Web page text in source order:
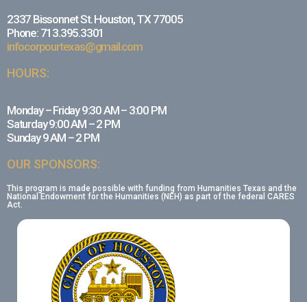
2337 Bissonnet St. Houston, TX 77005
Phone: 713.395.3301
infocorpourtexas@gmail.com
HOURS:
Monday – Friday 9:30 AM – 3:00 PM
Saturday 9:00 AM – 2 PM
Sunday 9 AM – 2 PM
OUR SPONSORS:
This program is made possible with funding from Humanities Texas and the
National Endowment for the Humanities (NEH) as part of the federal CARES
Act.